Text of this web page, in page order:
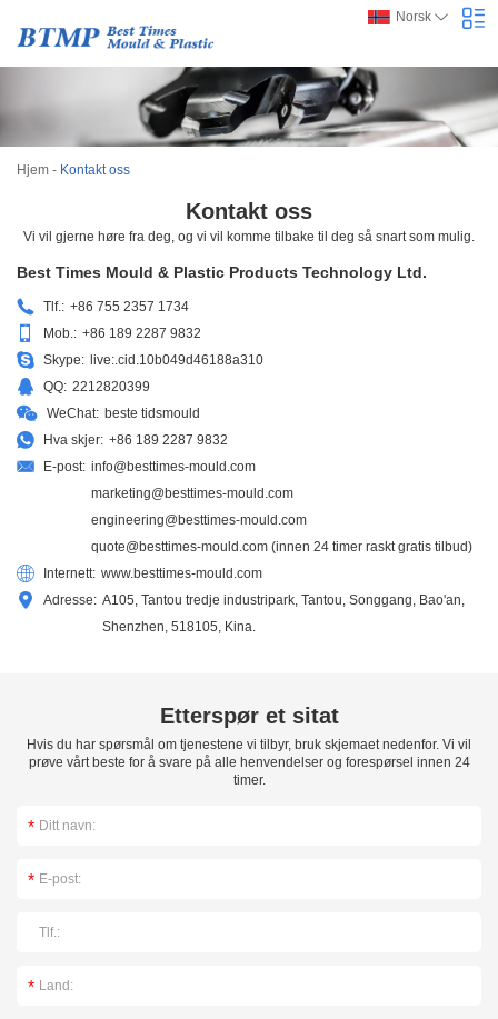
Norsk
Hjem - Kontakt oss
Kontakt oss
Vi vil gjerne høre fra deg, og vi vil komme tilbake til deg så snart som mulig.
Best Times Mould & Plastic Products Technology Ltd.
Tlf.: +86 755 2357 1734
Mob.: +86 189 2287 9832
Skype: live:.cid.10b049d46188a310
QQ: 2212820399
WeChat: beste tidsmould
Hva skjer: +86 189 2287 9832
E-post: info@besttimes-mould.com
marketing@besttimes-mould.com
engineering@besttimes-mould.com
quote@besttimes-mould.com (innen 24 timer raskt gratis tilbud)
Internett: www.besttimes-mould.com
Adresse: A105, Tantou tredje industripark, Tantou, Songgang, Bao'an,
Shenzhen, 518105, Kina.
Etterspør et sitat
Hvis du har spørsmål om tjenestene vi tilbyr, bruk skjemaet nedenfor. Vi vil
prøve vårt beste for å svare på alle henvendelser og forespørsel innen 24
timer.